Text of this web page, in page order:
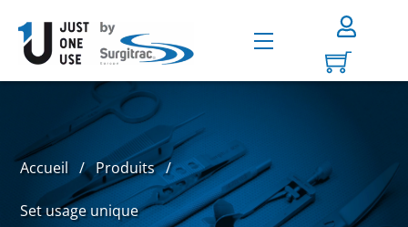
content
Menu
Accueil /Produits/
Set usage unique